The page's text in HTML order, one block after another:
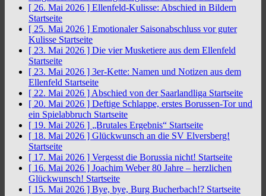
[ 26. Mai 2026 ] Ellenfeld-Kulisse: Abschied in Bildern
Startseite
[ 25. Mai 2026 ] Emotionaler Saisonabschluss vor guter
Kulisse Startseite
[ 23. Mai 2026 ] Die vier Musketiere aus dem Ellenfeld
Startseite
[ 23. Mai 2026 ] 3er-Kette: Namen und Notizen aus dem
Ellenfeld Startseite
[ 22. Mai 2026 ] Abschied von der Saarlandliga Startseite
[ 20. Mai 2026 ] Deftige Schlappe, erstes Borussen-Tor und
ein Spielabbruch Startseite
[ 19. Mai 2026 ] „Brutales Ergebnis“ Startseite
[ 18. Mai 2026 ] Glückwunsch an die SV Elversberg!
Startseite
[ 17. Mai 2026 ] Vergesst die Borussia nicht! Startseite
[ 16. Mai 2026 ] Joachim Weber 80 Jahre – herzlichen
Glückwunsch! Startseite
[ 15. Mai 2026 ] Bye, bye, Burg Bucherbach!? Startseite